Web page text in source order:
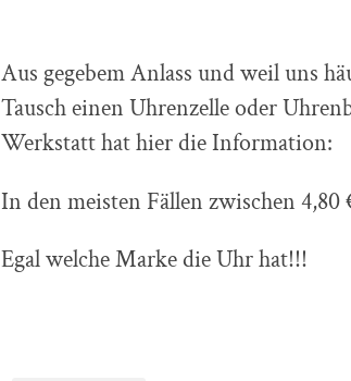
Aus gegebem Anlass und weil uns
Tausch einen Uhrenzelle oder
Werkstatt hat hier die Information:
In den meisten Fällen zwischen
Egal welche Marke die Uhr hat!!!